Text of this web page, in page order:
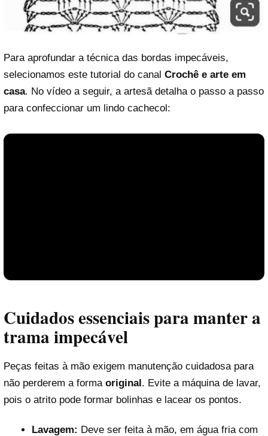
Para aprofundar a técnica das bordas impecáveis,
selecionamos este tutorial do canal Crochê e arte em
casa. No vídeo a seguir, a artesã detalha o passo a passo
para confeccionar um lindo cachecol:
Cuidados essenciais para manter a
trama impecável
Peças feitas à mão exigem manutenção cuidadosa para
não perderem a forma original . Evite a máquina de lavar,
pois o atrito pode formar bolinhas e lacear os pontos.
Lavagem: Deve ser feita à mão, em água fria com